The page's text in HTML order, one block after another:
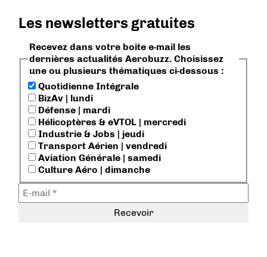
Les newsletters gratuites
Recevez dans votre boite e-mail les
dernières actualités Aerobuzz. Choisissez
une ou plusieurs thématiques ci-dessous :
Quotidienne Intégrale
BizAv | lundi
Défense | mardi
Hélicoptères & eVTOL | mercredi
Industrie & Jobs | jeudi
Transport Aérien | vendredi
Aviation Générale | samedi
Culture Aéro | dimanche